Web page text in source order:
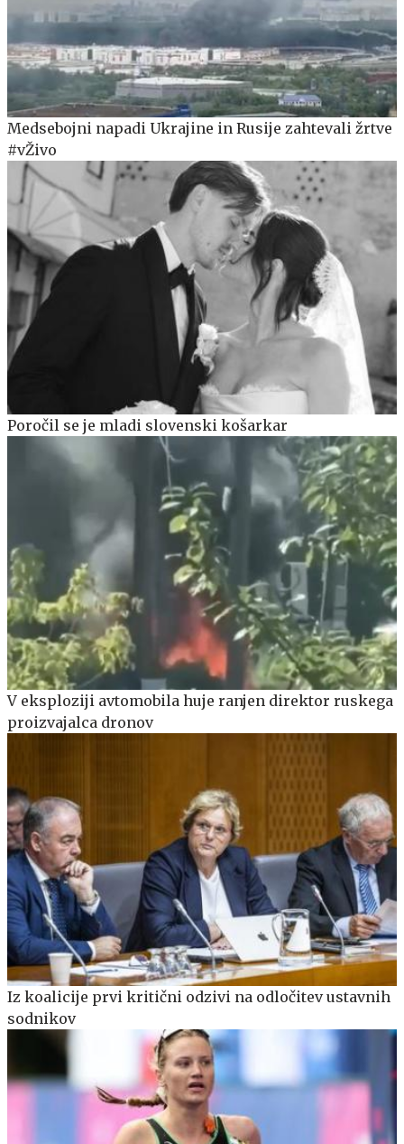
Medsebojni napadi Ukrajine in Rusije zahtevali žrtve
#vŽivo
Poročil se je mladi slovenski košarkar
V eksploziji avtomobila huje ranjen direktor ruskega
proizvajalca dronov
Iz koalicije prvi kritični odzivi na odločitev ustavnih
sodnikov